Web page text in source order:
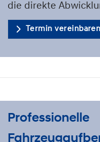
die direkte
Termin vereinbaren
Professionelle